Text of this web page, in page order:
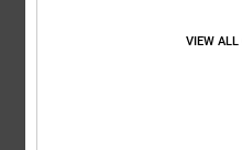
VIEW ALL